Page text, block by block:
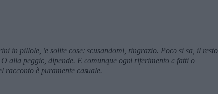
in pillole, le solite cose: scusandomi, ringrazio. Poco si sa, il resto
alla peggio, dipende. E comunque ogni riferimento a fatti o
racconto è puramente casuale.